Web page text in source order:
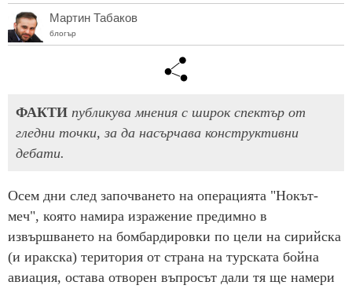
Мартин Табаков
блогър
ФАКТИ публикува мнения с широк спектър от
гледни точки, за да насърчава конструктивни
дебати.
Осем дни след започването на операцията "Нокът-
меч", която намира изражение предимно в
извършването на бомбардировки по цели на сирийска
(и иракска) територия от страна на турската бойна
авиация, остава отворен въпросът дали тя ще намери